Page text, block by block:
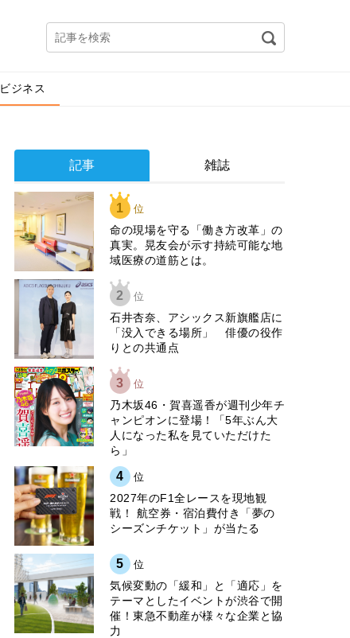
ビジネス
記事 雑誌
1 位
​命の現場を守る「働き方改革」の
真実。晃友会が示す持続可能な地
域医療の道筋とは。
2 位
石井杏奈、アシックス新旗艦店に
「没入できる場所」 俳優の役作
りとの共通点
3 位
乃木坂46・賀喜遥香が週刊少年チ
ャンピオンに登場！「5年ぶん大
人になった私を見ていただけた
ら」
4 位
2027年のF1全レースを現地観
戦！ 航空券・宿泊費付き「夢の
シーズンチケット」が当たる
5 位
気候変動の「緩和」と「適応」を
テーマとしたイベントが渋谷で開
催！東急不動産が様々な企業と協
力